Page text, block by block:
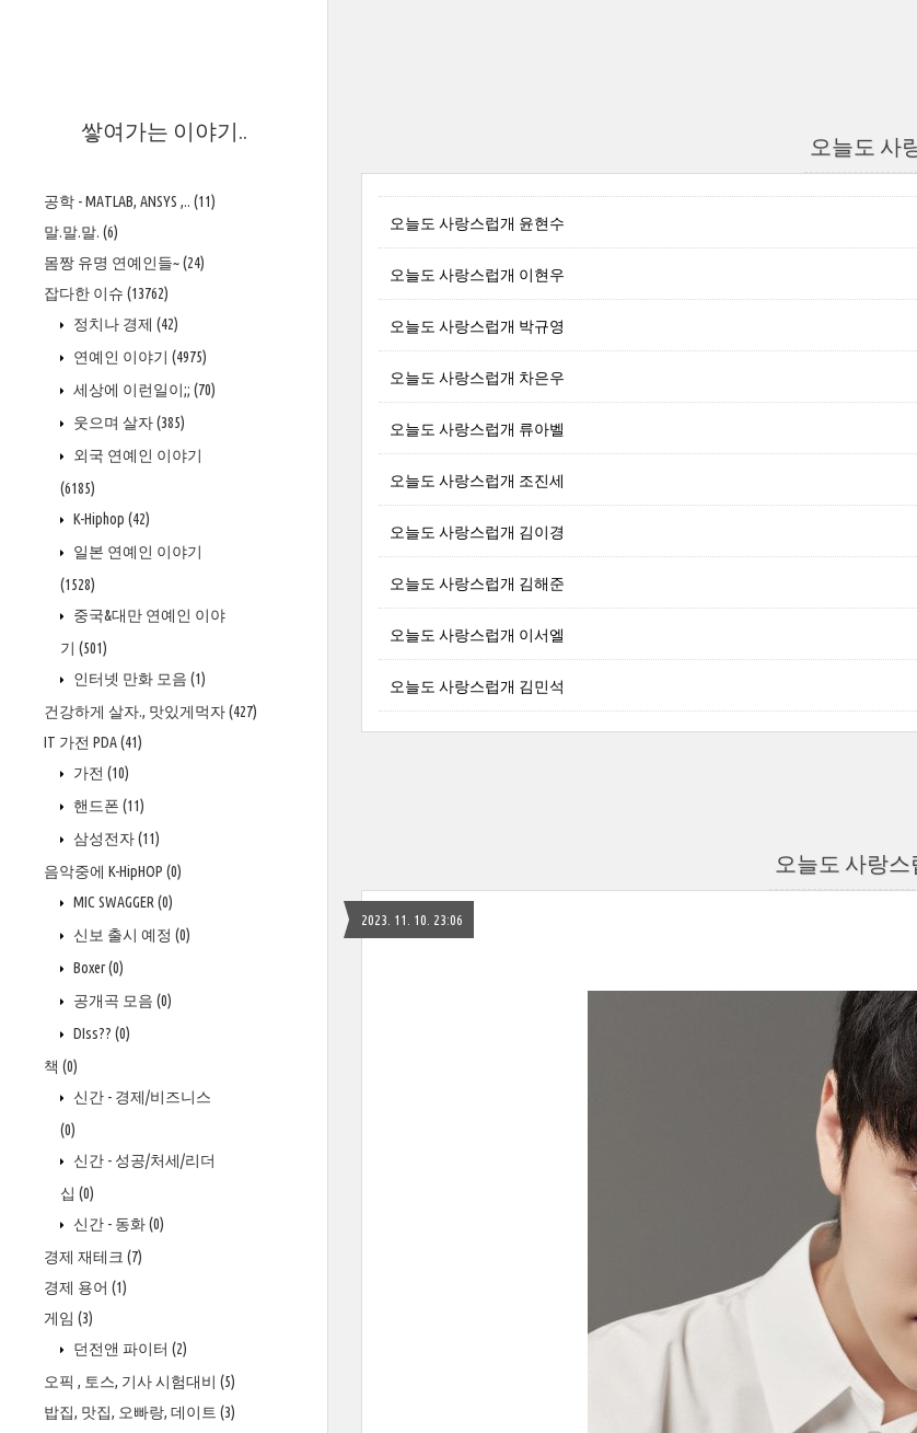
쌓여가는 이야기..
공학 - MATLAB, ANSYS ,.. (11)
말.말.말. (6)
몸짱 유명 연예인들~(24)
잡다한 이슈 (13762)
정치나 경제 (42)
연예인 이야기 (4975)
세상에 이런일이;; (70)
웃으며 살자(385)
외국 연예인 이야기
(6185)
K-Hiphop (42)
일본 연예인 이야기
(1528)
중국&대만 연예인 이야
기 (501)
인터넷 만화 모음 (1)
건강하게 살자., 맛있게먹자(427)
IT 가전 PDA(41)
가전 (10)
핸드폰 (11)
삼성전자(11)
음악중에 K-HipHOP (0)
MIC SWAGGER (0)
신보 출시 예정 (0)
Boxer(0)
공개곡 모음 (0)
DIss?? (0)
책 (0)
신간 - 경제/비즈니스
(0)
신간 - 성공/처세/리더
십 (0)
신간 - 동화(0)
경제 재테크 (7)
경제 용어 (1)
게임 (3)
던전앤 파이터 (2)
오픽 , 토스, 기사 시험대비 (5)
밥집, 맛집, 오빠랑, 데이트 (3)
오늘도 사
오늘도 사랑스럽개 윤현수
오늘도 사랑스럽개 이현우
오늘도 사랑스럽개 박규영
오늘도 사랑스럽개 차은우
오늘도 사랑스럽개 류아벨
오늘도 사랑스럽개 조진세
오늘도 사랑스럽개 김이경
오늘도 사랑스럽개 김해준
오늘도 사랑스럽개 이서엘
오늘도 사랑스럽개 김민석
오늘도 사랑
2023. 11. 10. 23:06